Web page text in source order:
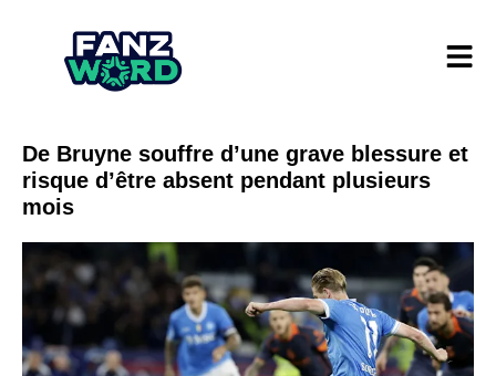
De Bruyne souffre d’une grave blessure et
risque d’être absent pendant plusieurs
mois